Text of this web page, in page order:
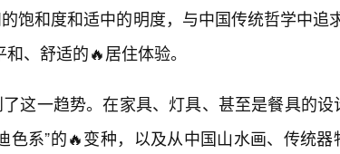
饱和度和适中的明度，与中国传统哲学中追
、舒适的🔥居住体验。
这一趋势。在家具、灯具、甚至是餐具的设
色系”的🔥变种，以及从中国山水画、传统器